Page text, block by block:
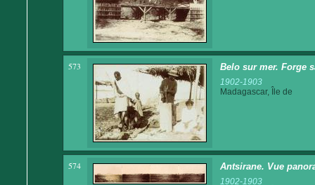
573 Belo sur mer. Forge
1902-1903
Madagascar, Île de
574 Antsirane. Vue
1902-1903